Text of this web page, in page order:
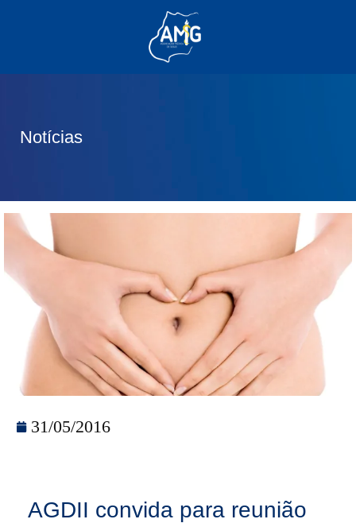
Notícias
31/05/2016
AGDII convida para reunião